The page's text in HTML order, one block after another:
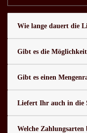
Wie lange dauert die
Gibt es die Möglichkeit
Gibt es einen
Liefert Ihr auch in die
Welche